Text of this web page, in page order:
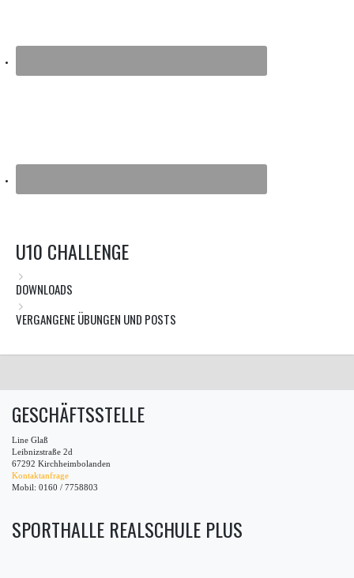
U10 CHALLENGE
DOWNLOADS
VERGANGENE ÜBUNGEN UND POSTS
GESCHÄFTSSTELLE
Line Glaß
Leibnizstraße 2d
67292 Kirchheimbolanden
Kontaktanfrage
Mobil: 0160 / 7758803
SPORTHALLE REALSCHULE PLUS